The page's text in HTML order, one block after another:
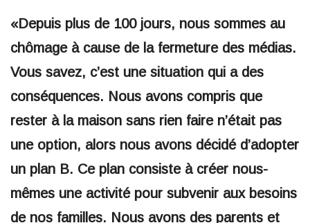
«Depuis plus de 100 jours, nous sommes au
chômage à cause de la fermeture des médias.
Vous savez, c’est une situation qui a des
conséquences. Nous avons compris que
rester à la maison sans rien faire n’était pas
une option, alors nous avons décidé d’adopter
un plan B. Ce plan consiste à créer nous-
mêmes une activité pour subvenir aux besoins
de nos familles. Nous avons des parents et